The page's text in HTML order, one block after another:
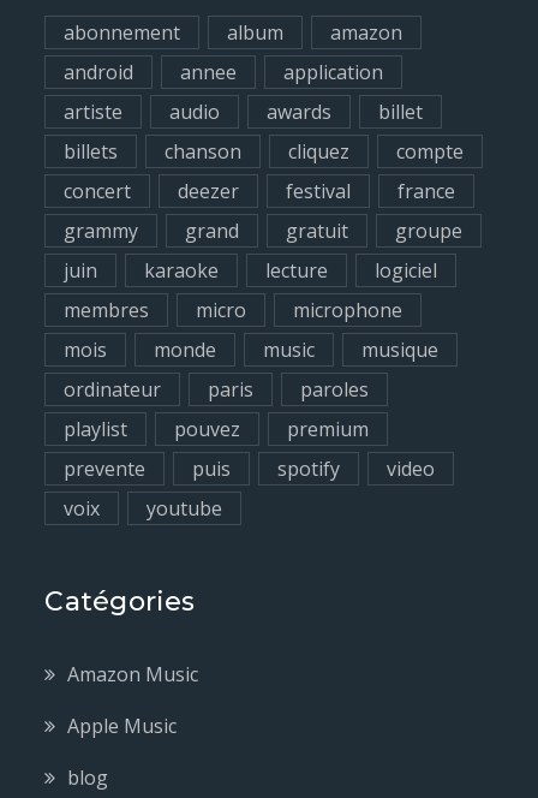
h
f
o
abonnement album
amazon
android
annee
application
artiste
audio awards
billet
billets
chanson cliquez
compte
concert
deezer festival
france
grammy
grand gratuit
groupe
juin
karaoke lecture
logiciel
membres
micro
microphone
mois
monde music
musique
ordinateur
paris
paroles
playlist
pouvez
premium
prevente
puis spotify
video
voix
youtube
Catégories
Amazon Music
Apple Music
blog